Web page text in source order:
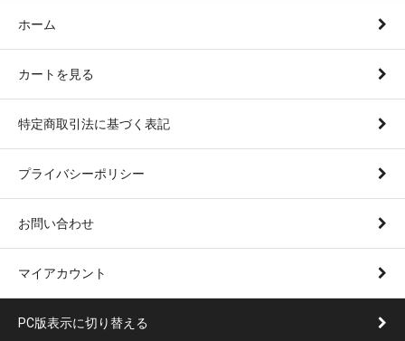
ホーム
カートを見る
特定商取引法に基づく表記
プライバシーポリシー
お問い合わせ
マイアカウント
PC版表示に切り替える